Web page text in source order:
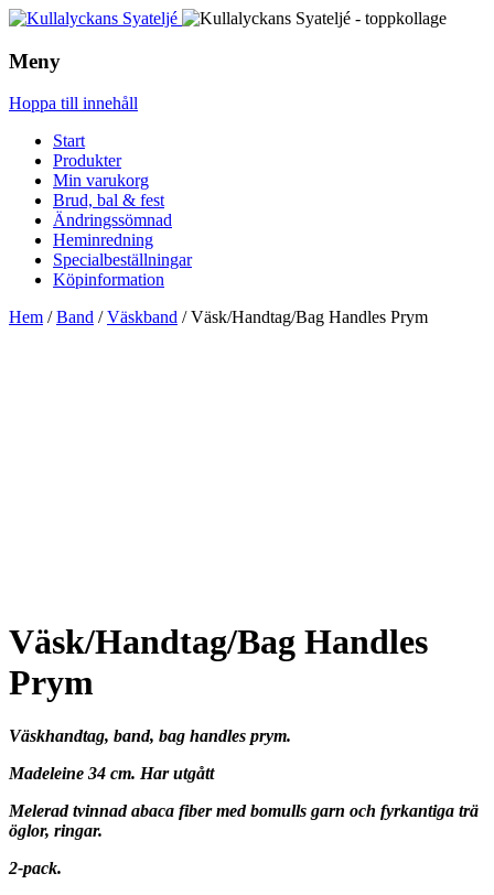
Meny
Hoppa till innehåll
Start
Produkter
Min varukorg
Brud, bal & fest
Ändringssömnad
Heminredning
Specialbeställningar
Köpinformation
Hem /Band /Väskband / Väsk/Handtag/Bag Handles Prym
Väsk/Handtag/Bag Handles
Prym
Väskhandtag, band, bag handles prym.
Madeleine 34 cm. Har utgått
Melerad tvinnad abaca fiber med bomulls garn och fyrkantiga trä
öglor, ringar.
2-pack.